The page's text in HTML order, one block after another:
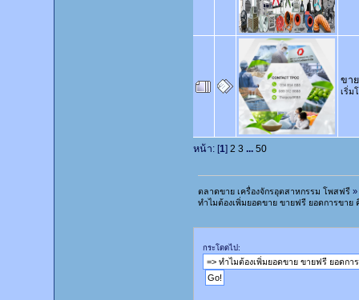
ขา
เริ่ม
หน้า: [1] 2 3 ... 50
ตลาดขาย เครื่องจักรอุตสาหกรรม โพสฟรี»
ทำไมต้องเพิ่มยอดขาย ขายฟรี ยอดการขา
กระโดดไป: